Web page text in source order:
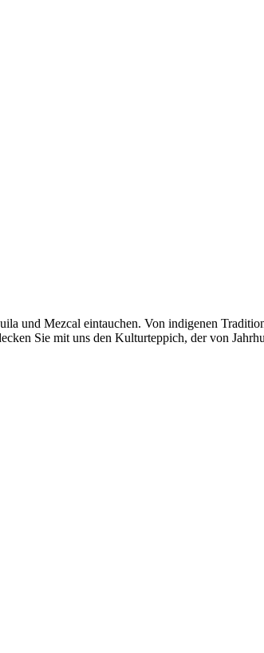
und Mezcal eintauchen. Von indigenen
Sie mit uns den Kulturteppich, der von